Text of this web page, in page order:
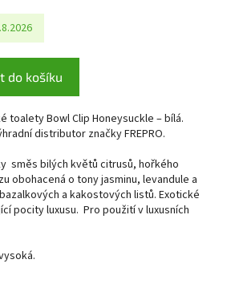
do košíku
toalety Bowl Clip Honeysuckle – bílá.
distributor značky FREPRO.
směs bilých květů citrusů, hořkého
obohacená o tony jasminu, levandule a
a kakostových listů. Exotické
pocity luxusu. Pro použití v luxusních